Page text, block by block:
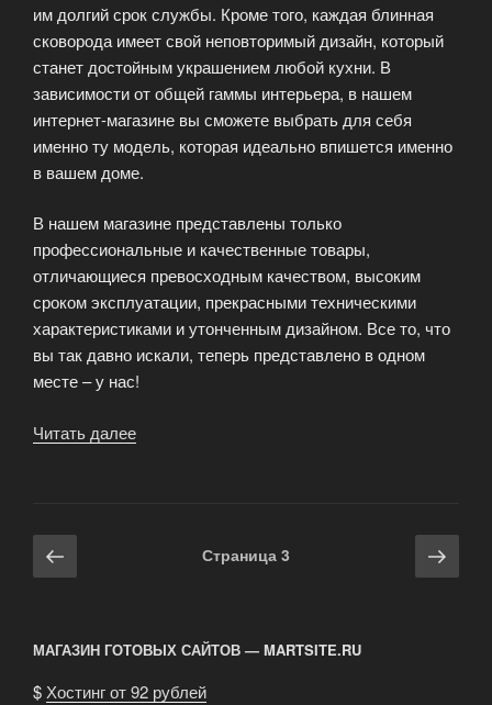
им долгий срок службы. Кроме того, каждая блинная
сковорода имеет свой неповторимый дизайн, который
станет достойным украшением любой кухни. В
зависимости от общей гаммы интерьера, в нашем
интернет-магазине вы сможете выбрать для себя
именно ту модель, которая идеально впишется именно
в вашем доме.
В нашем магазине представлены только
профессиональные и качественные товары,
отличающиеся превосходным качеством, высоким
сроком эксплуатации, прекрасными техническими
характеристиками и утонченным дизайном. Все то, что
вы так давно искали, теперь представлено в одном
месте – у нас!
Читать далее
Навигация
по
Предыдущая
страница
Страница 3
МАГАЗИН ГОТОВЫХ САЙТОВ — MARTSITE.RU
$ Хостинг от 92 рублей